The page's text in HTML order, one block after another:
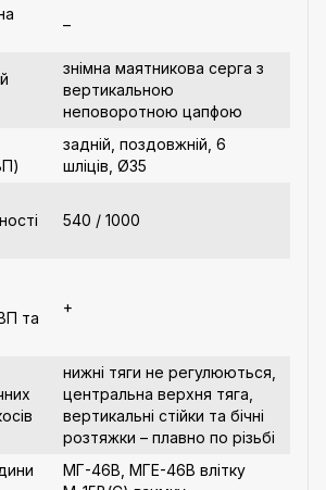
–
знімна маятникова серга з
вертикальною
неповоротною цапфою
задній, поздовжній, 6
шліців, Ø35
540 / 1000
та
+
нижні тяги не регулюються,
центральна верхня тяга,
вертикальні стійки та бічні
розтяжки – плавно по різьбі
МГ-46В, МГЕ-46В влітку